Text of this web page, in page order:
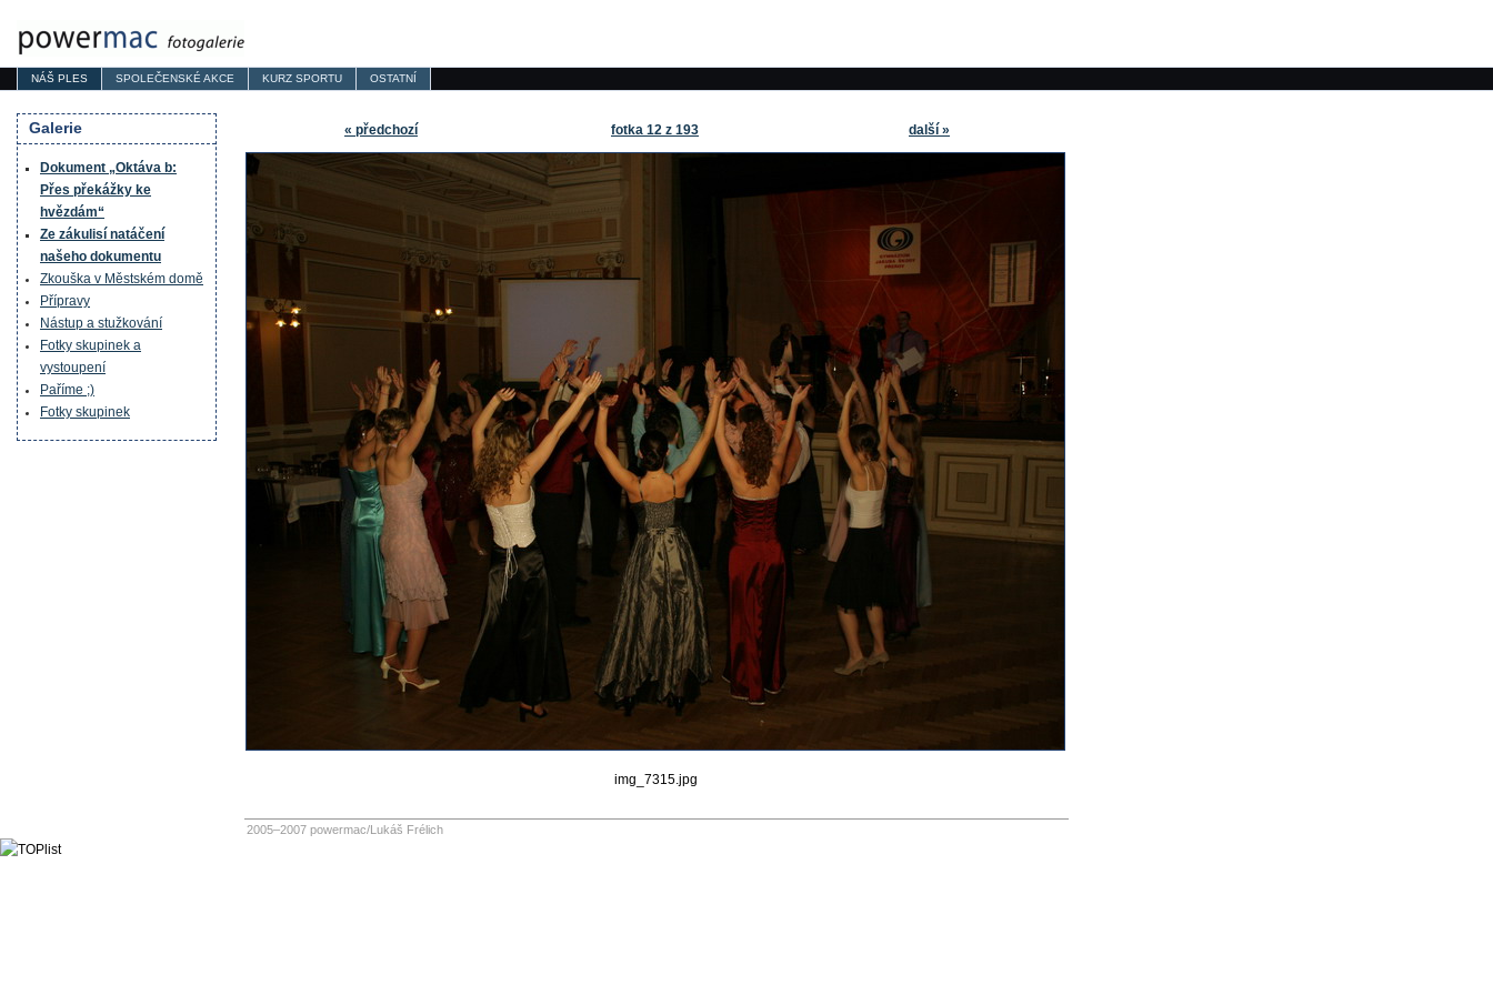
NÁŠ PLES SPOLEČENSKÉ AKCE KURZ SPORTU OSTATNÍ
« předchozí fotka 12 z 193 další »
img_7315.jpg
Galerie
Dokument „Oktáva b:
Přes překážky ke
hvězdám“
Ze zákulisí natáčení
našeho dokumentu
Zkouška v Městském domě
Přípravy
Nástup a stužkování
Fotky skupinek a
vystoupení
Paříme ;)
Fotky skupinek
2005–2007 powermac/Lukáš Frélich